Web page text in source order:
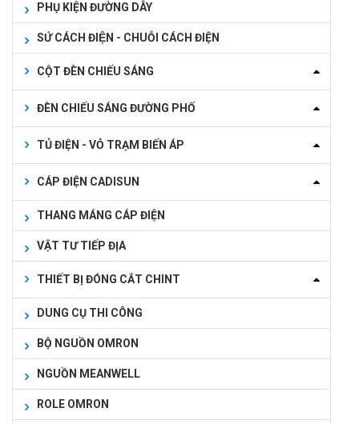
PHỤ KIỆN ĐƯỜNG DÂY
SỨ CÁCH ĐIỆN - CHUỖI CÁCH ĐIỆN
CỘT ĐÈN CHIẾU SÁNG
ĐÈN CHIẾU SÁNG ĐƯỜNG PHỐ
TỦ ĐIỆN - VỎ TRẠM BIẾN ÁP
CÁP ĐIỆN CADISUN
THANG MÁNG CÁP ĐIỆN
VẬT TƯ TIẾP ĐỊA
THIẾT BỊ ĐÓNG CẮT CHINT
DUNG CỤ THI CÔNG
BỘ NGUỒN OMRON
NGUỒN MEANWELL
ROLE OMRON